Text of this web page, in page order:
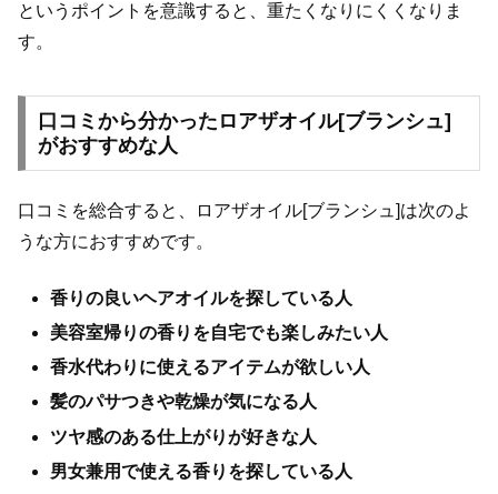
というポイントを意識すると、重たくなりにくくなりま
す。
口コミから分かったロアザオイル[ブランシュ]
がおすすめな人
口コミを総合すると、ロアザオイル[ブランシュ]は次のよ
うな方におすすめです。
香りの良いヘアオイルを探している人
美容室帰りの香りを自宅でも楽しみたい人
香水代わりに使えるアイテムが欲しい人
髪のパサつきや乾燥が気になる人
ツヤ感のある仕上がりが好きな人
男女兼用で使える香りを探している人